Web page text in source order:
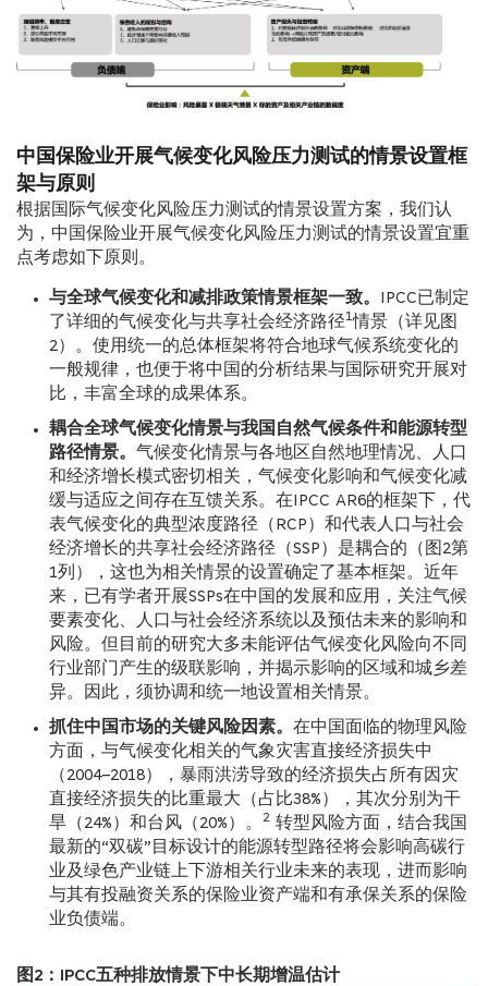
中国保险业开展气候变化风险压力测试的情景设置框
架与原则
根据国际气候变化风险压力测试的情景设置方案，我们认
为，中国保险业开展气候变化风险压力测试的情景设置宜重
点考虑如下原则。
与全球气候变化和减排政策情景框架一致。
IPCC已制定
了详细的气候变化与共享社会经济路径1情景（详见图
2）。使用统一的总体框架将符合地球气候系统变化的
一般规律，也便于将中国的分析结果与国际研究开展对
比，丰富全球的成果体系。
耦合全球气候变化情景与我国自然气候条件和能源转型
路径情景。 气候变化情景与各地区自然地理情况、人口
和经济增长模式密切相关，气候变化影响和气候变化减
缓与适应之间存在互馈关系。在IPCC AR6的框架下，代
表气候变化的典型浓度路径（RCP）和代表人口与社会
经济增长的共享社会经济路径（SSP）是耦合的（图 2第
1列），这也为相关情景的设置确定了基本框架。近年
来，已有学者开展SSPs在中国的发展和应用，关注气候
要素变化、人口与社会经济系统以及预估未来的影响和
风险。但目前的研究大多未能评估气候变化风险向不同
行业部门产生的级联影响，并揭示影响的区域和城乡差
异。因此，须协调和统一地设置相关情景。
抓住中国市场的关键风险因素。 在中国面临的物理风险
方面，与气候变化相关的气象灾害直接经济损失中
（2004–2018），暴雨洪涝导致的经济损失占所有因灾
直接经济损失的比重最大（占比38%），其次分别为干
旱（24%）和台风（20%）。
2 转型风险方面，结合我国
最新的“双碳”目标设计的能源转型路径将会影响高碳行
业及绿色产业链上下游相关行业未来的表现，进而影响
与其有投融资关系的保险业资产端和有承保关系的保险
业负债端。
图2：IPCC五种排放情景下中长期增温估计